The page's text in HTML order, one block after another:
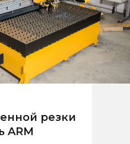
резки
ARM